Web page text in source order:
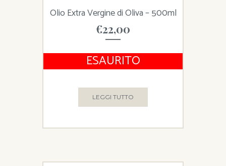
Olio Extra Vergine di Oliva – 500ml
€22,00
ESAURITO
LEGGI TUTTO